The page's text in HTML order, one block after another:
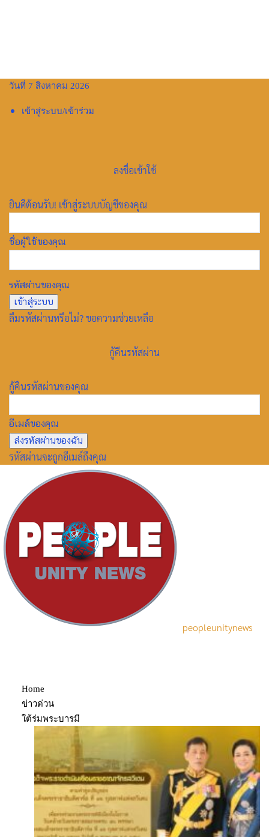
วันที่ 7 สิงหาคม 2026
เข้าสู่ระบบ/เข้าร่วม
ลงชื่อเข้าใช้
ยินดีต้อนรับ! เข้าสู่ระบบบัญชีของคุณ
ชื่อผู้ใช้ของคุณ
รหัสผ่านของคุณ
ลืมรหัสผ่านหรือไม่? ขอความช่วยเหลือ
กู้คืนรหัสผ่าน
กู้คืนรหัสผ่านของคุณ
อีเมล์ของคุณ
รหัสผ่านจะถูกอีเมล์ถึงคุณ
peopleunitynews
Home
ข่าวด่วน
ใต้ร่มพระบารมี
ความสัมพันธ์ต่างประเทศ ความสามัคคี/ปรองดอง